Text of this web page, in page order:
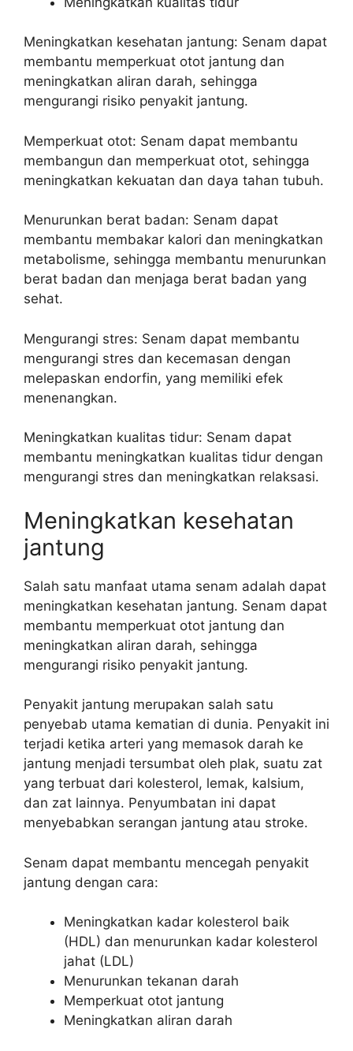
Meningkatkan kesehatan jantung: Senam dapat
membantu memperkuat otot jantung dan
meningkatkan aliran darah, sehingga
mengurangi risiko penyakit jantung.
Memperkuat otot: Senam dapat membantu
membangun dan memperkuat otot, sehingga
meningkatkan kekuatan dan daya tahan tubuh.
Menurunkan berat badan: Senam dapat
membantu membakar kalori dan meningkatkan
metabolisme, sehingga membantu menurunkan
berat badan dan menjaga berat badan yang
sehat.
Mengurangi stres: Senam dapat membantu
mengurangi stres dan kecemasan dengan
melepaskan endorfin, yang memiliki efek
menenangkan.
Meningkatkan kualitas tidur: Senam dapat
membantu meningkatkan kualitas tidur dengan
mengurangi stres dan meningkatkan relaksasi.
Meningkatkan kesehatan
jantung
Salah satu manfaat utama senam adalah dapat
meningkatkan kesehatan jantung. Senam dapat
membantu memperkuat otot jantung dan
meningkatkan aliran darah, sehingga
mengurangi risiko penyakit jantung.
Penyakit jantung merupakan salah satu
penyebab utama kematian di dunia. Penyakit ini
terjadi ketika arteri yang memasok darah ke
jantung menjadi tersumbat oleh plak, suatu zat
yang terbuat dari kolesterol, lemak, kalsium,
dan zat lainnya. Penyumbatan ini dapat
menyebabkan serangan jantung atau stroke.
Senam dapat membantu mencegah penyakit
jantung dengan cara:
Meningkatkan kadar kolesterol baik
(HDL) dan menurunkan kadar kolesterol
jahat (LDL)
Menurunkan tekanan darah
Memperkuat otot jantung
Meningkatkan aliran darah